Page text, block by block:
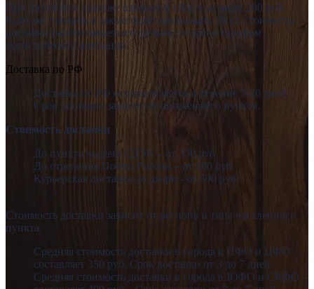
При наложном платеже взимается сбор в размере 200 руб.
Если вес товаров в заказе будет превышать 10 кг, стоимость
доставки рассчитывается отдельно согласно тарифам
логистической компании.
Доставка по РФ
Доставка по РФ осуществляется в течение 3-20 дней.
Срок доставки зависит от населённого пункта.
Стоимость доставки
До пункта выдачи СДЭК – от 350 руб.
До отделения Почты России – от 300 руб.
Курьерская доставка до двери - от 500 руб.
Стоимость доставки зависит от региона и типа населённого
пункта.
Средняя стоимость доставки в города в ПФО и ЦФО
составляет 350 руб. Срок доставки от 3 до 7 дней.
Средняя стоимость доставки в города в ЮФО и СКФО